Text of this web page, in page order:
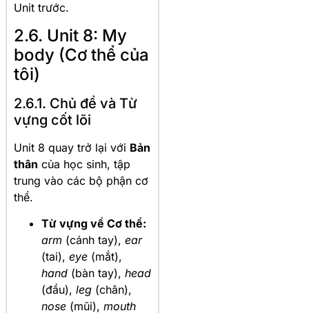
Unit trước.
2.6. Unit 8: My
body (Cơ thể của
tôi)
2.6.1. Chủ đề và Từ
vựng cốt lõi
Unit 8 quay trở lại với Bản
thân của học sinh, tập
trung vào các bộ phận cơ
thể.
Từ vựng về Cơ thể:
arm (cánh tay), ear
(tai), eye (mắt),
hand (bàn tay), head
(đầu), leg (chân),
nose (mũi), mouth